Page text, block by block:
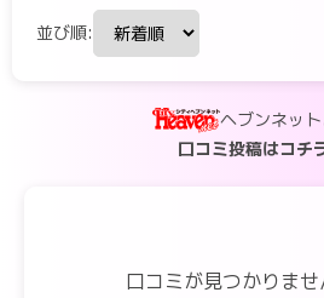
並び順:
ヘブンネッ
口コミ投稿はコチ
口コミが見つかりませ